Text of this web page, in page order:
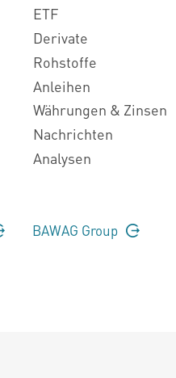
ETF
Derivate
Rohstoffe
Anleihen
Währungen & Zinsen
Nachrichten
Analysen
BAWAG Group